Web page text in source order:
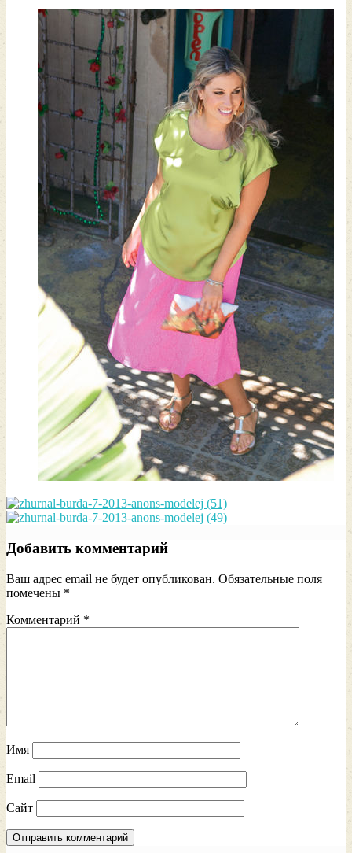
Добавить комментарий
Ваш адрес email не будет опубликован. Обязательные поля
помечены *
Комментарий *
Имя
Email
Сайт